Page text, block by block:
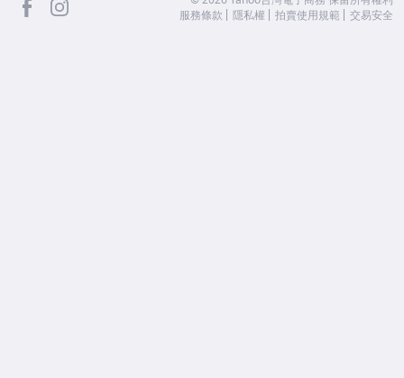
服務條款
隱私權 拍賣使用規範 交易安全